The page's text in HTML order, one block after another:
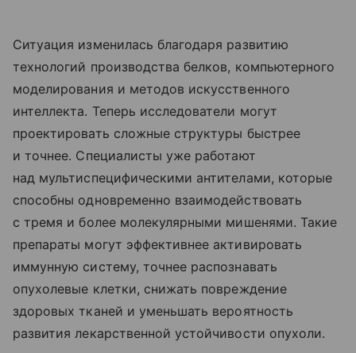
Ситуация изменилась благодаря развитию
технологий производства белков, компьютерного
моделирования и методов искусственного
интеллекта. Теперь исследователи могут
проектировать сложные структуры быстрее
и точнее. Специалисты уже работают
над мультиспецифическими антителами, которые
способны одновременно взаимодействовать
с тремя и более молекулярными мишенями. Такие
препараты могут эффективнее активировать
иммунную систему, точнее распознавать
опухолевые клетки, снижать повреждение
здоровых тканей и уменьшать вероятность
развития лекарственной устойчивости опухоли.